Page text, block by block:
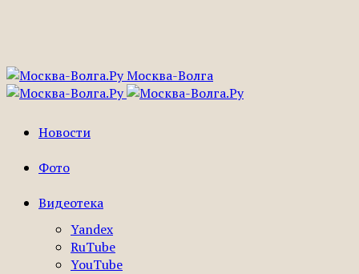
Москва-Волга
Новости
Фото
Видеотека
Yandex
RuTube
YouTube